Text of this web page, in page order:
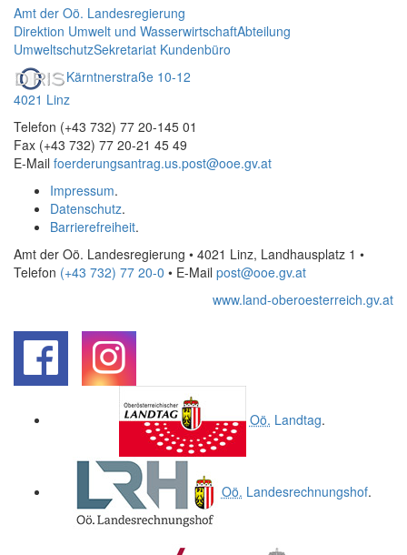
Amt der Oö. Landesregierung
Direktion Umwelt und WasserwirtschaftAbteilung
UmweltschutzSekretariat Kundenbüro
Kärntnerstraße 10-12
4021 Linz
Telefon (+43 732) 77 20-145 01
Fax (+43 732) 77 20-21 45 49
E-Mail foerderungsantrag.us.post@ooe.gv.at
Impressum.
Datenschutz.
Barrierefreiheit.
Amt der Oö. Landesregierung • 4021 Linz, Landhausplatz 1 •
Telefon (+43 732) 77 20-0 • E-Mail post@ooe.gv.at
www.land-oberoesterreich.gv.at
Oö. Landtag.
Oö. Landesrechnungshof.